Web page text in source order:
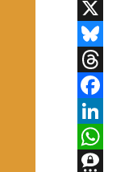
X
Bluesky
Threads
Facebook
LinkedIn
WhatsApp